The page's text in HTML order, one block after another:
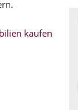
kaufen